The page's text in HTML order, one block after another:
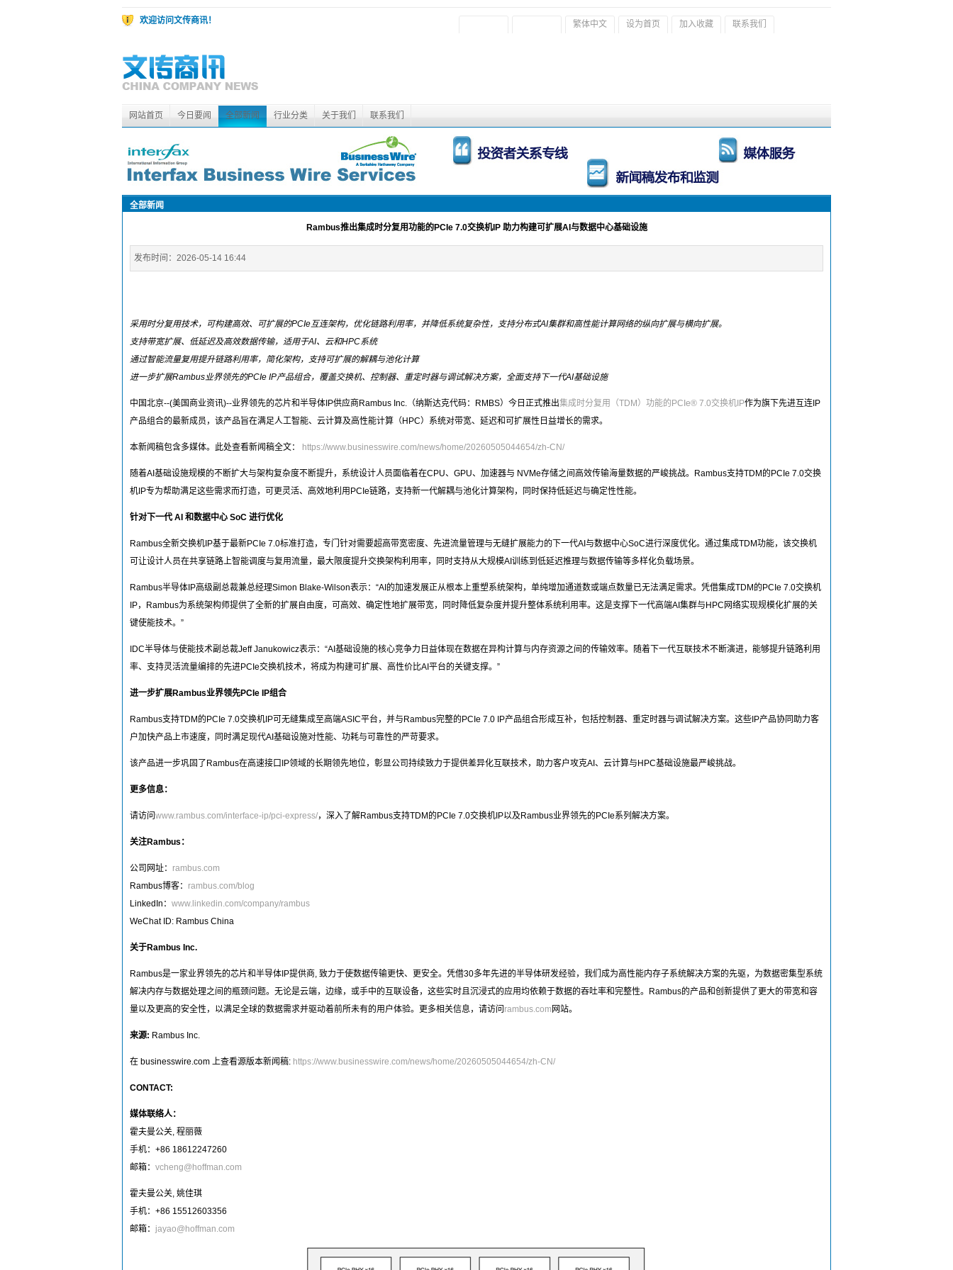
欢迎访问文传商讯！ 繁体中文 设为首页 加入收藏 联系我们
网站首页 今日要闻 全部新闻 行业分类 关于我们 联系我们
全部新闻
Rambus推出集成时分复用功能的PCIe 7.0交换机IP 助力构建可扩展AI与数据中心基础设施
发布时间： 2026-05-14 16:44
采用时分复用技术，可构建高效、可扩展的PCIe互连架构，优化链路利用率，并降低系统复杂性，支持分布式AI集群和高性能计算网络的纵向扩展与横向扩展。
支持带宽扩展、低延迟及高效数据传输，适用于AI、云和HPC系统
通过智能流量复用提升链路利用率，简化架构，支持可扩展的解耦与池化计算
进一步扩展Rambus业界领先的PCIe IP产品组合，覆盖交换机、控制器、重定时器与调试解决方案，全面支持下一代AI基础设施
中国北京--(美国商业资讯)--业界领先的芯片和半导体IP供应商Rambus Inc.（纳斯达克代码：RMBS）今日正式推出集成时分复用（TDM）功能的PCIe® 7.0交换机IP作为旗下先进互连IP
产品组合的最新成员，该产品旨在满足人工智能、云计算及高性能计算（HPC）系统对带宽、延迟和可扩展性日益增长的需求。
本新闻稿包含多媒体。此处查看新闻稿全文： https://www.businesswire.com/news/home/20260505044654/zh-CN/
随着AI基础设施规模的不断扩大与架构复杂度不断提升，系统设计人员面临着在CPU、GPU、加速器与 NVMe存储之间高效传输海量数据的严峻挑战。Rambus支持TDM的PCIe 7.0交换
机IP专为帮助满足这些需求而打造，可更灵活、高效地利用PCIe链路，支持新一代解耦与池化计算架构，同时保持低延迟与确定性性能。
针对下一代 AI 和数据中心 SoC 进行优化
Rambus全新交换机IP基于最新PCIe 7.0标准打造，专门针对需要超高带宽密度、先进流量管理与无缝扩展能力的下一代AI与数据中心SoC进行深度优化。通过集成TDM功能，该交换机
可让设计人员在共享链路上智能调度与复用流量，最大限度提升交换架构利用率，同时支持从大规模AI训练到低延迟推理与数据传输等多样化负载场景。
Rambus半导体IP高级副总裁兼总经理Simon Blake-Wilson表示：“AI的加速发展正从根本上重塑系统架构，单纯增加通道数或端点数量已无法满足需求。凭借集成TDM的PCIe 7.0交换机
IP，Rambus为系统架构师提供了全新的扩展自由度，可高效、确定性地扩展带宽，同时降低复杂度并提升整体系统利用率。这是支撑下一代高端AI集群与HPC网络实现规模化扩展的关
键使能技术。”
IDC半导体与使能技术副总裁Jeff Janukowicz表示：“AI基础设施的核心竞争力日益体现在数据在异构计算与内存资源之间的传输效率。随着下一代互联技术不断演进，能够提升链路利用
率、支持灵活流量编排的先进PCIe交换机技术，将成为构建可扩展、高性价比AI平台的关键支撑。”
进一步扩展Rambus业界领先PCIe IP组合
Rambus支持TDM的PCIe 7.0交换机IP可无缝集成至高端ASIC平台，并与Rambus完整的PCIe 7.0 IP产品组合形成互补，包括控制器、重定时器与调试解决方案。这些IP产品协同助力客
户加快产品上市速度，同时满足现代AI基础设施对性能、功耗与可靠性的严苛要求。
该产品进一步巩固了Rambus在高速接口IP领域的长期领先地位，彰显公司持续致力于提供差异化互联技术，助力客户攻克AI、云计算与HPC基础设施最严峻挑战。
更多信息：
请访问 www.rambus.com/interface-ip/pci-express/，深入了解Rambus支持TDM的PCIe 7.0交换机IP以及Rambus业界领先的PCIe系列解决方案。
关注Rambus：
公司网址： rambus.com
Rambus博客： rambus.com/blog
LinkedIn： www.linkedin.com/company/rambus
WeChat ID: Rambus China
关于Rambus Inc.
Rambus是一家业界领先的芯片和半导体IP提供商, 致力于使数据传输更快、更安全。凭借30多年先进的半导体研发经验，我们成为高性能内存子系统解决方案的先驱，为数据密集型系统
解决内存与数据处理之间的瓶颈问题。无论是云端，边缘，或手中的互联设备，这些实时且沉浸式的应用均依赖于数据的吞吐率和完整性。Rambus的产品和创新提供了更大的带宽和容
量以及更高的安全性，以满足全球的数据需求并驱动着前所未有的用户体验。更多相关信息，请访问 rambus.com 网站。
来源: Rambus Inc.
在 businesswire.com 上查看源版本新闻稿: https://www.businesswire.com/news/home/20260505044654/zh-CN/
CONTACT:
媒体联络人：
霍夫曼公关, 程丽薇
手机：+86 18612247260
邮箱： vcheng@hoffman.com
霍夫曼公关, 姚佳琪
手机：+86 15512603356
邮箱： jayao@hoffman.com